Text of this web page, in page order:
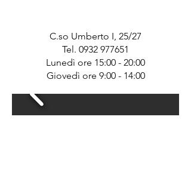
C.so Umberto I, 25/27
Tel. 0932 977651
Lunedì ore 15:00 - 20:00
Giovedì ore 9:00 - 14:00